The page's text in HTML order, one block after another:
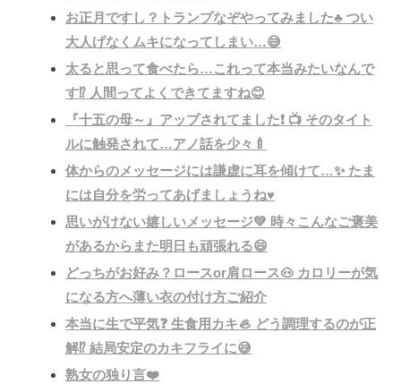
お正月ですし？トランプなぞやってみました♣️ つい
大人げなくムキになってしまい…😅
太ると思って食べたら…これって本当みたいなんで
す⁉️ 人間ってよくできてますね😊
『十五の母～』アップされてました❗️ 📺 そのタイト
ルに触発されて…アノ話を少々🍼
体からのメッセージには謙虚に耳を傾けて…✨ たま
には自分を労ってあげましょうね♥️
思いがけない嬉しいメッセージ💚 時々こんなご褒美
があるからまた明日も頑張れる😄
どっちがお好み？ロースor肩ロース🐽 カロリーが気
になる方へ薄い衣の付け方ご紹介
本当に生で平気❓ 生食用カキ🦪 どう調理するのが正
解⁉️ 結局安定のカキフライに😅
熟女の独り言❤️